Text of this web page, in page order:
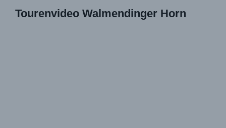
Tourenvideo Walmendinger Horn